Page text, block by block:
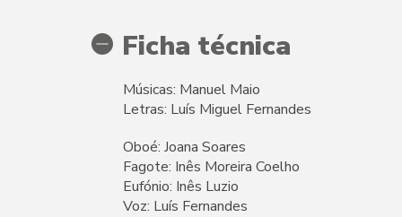
Ficha técnica
Músicas: Manuel Maio
Letras: Luís Miguel Fernandes
Oboé: Joana Soares
Fagote: Inês Moreira Coelho
Eufónio: Inês Luzio
Voz: Luís Fernandes